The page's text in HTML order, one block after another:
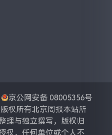
京公网安备 08005356号
权所有北京周报本站所
理与独立撰写，版权归
权，任何单位或个人不